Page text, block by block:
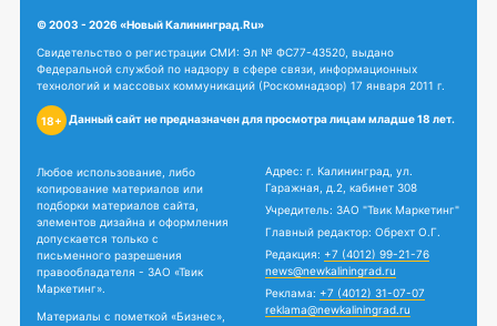
© 2003 - 2026 «Новый Калининград.Ru»
Свидетельство о регистрации СМИ: Эл № ФС77-43520, выдано
Федеральной службой по надзору в сфере связи, информационных
технологий и массовых коммуникаций (Роскомнадзор) 17 января 2011 г.
18+ Данный сайт не предназначен для просмотра лицам младше 18 лет.
Любое использование, либо
копирование материалов или
подборки материалов сайта,
элементов дизайна и оформления
допускается только с
письменного разрешения
правообладателя - ЗАО «Твик
Маркетинг».
Материалы с пометкой «Бизнес»,
Адрес: г. Калининград, ул.
Гаражная, д.2, кабинет 308
Учредитель: ЗАО "Твик Маркетинг"
Главный редактор: Обрехт О.Г.
Редакция: +7 (4012) 99-21-76
news@newkaliningrad.ru
Реклама: +7 (4012) 31-07-07
reklama@newkaliningrad.ru